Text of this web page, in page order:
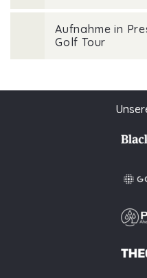
Aufnahme in
Golf Tour